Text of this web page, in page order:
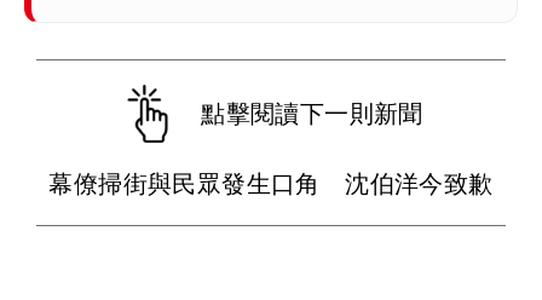
點擊閱讀下一則新聞
幕僚掃街與民眾發生口角 沈伯洋今致歉